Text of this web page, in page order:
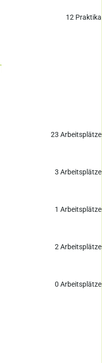
12 Praktika
23 Arbeitsplätze
3 Arbeitsplätze
1 Arbeitsplätze
2Arbeitsplätze
0 Arbeitsplätze